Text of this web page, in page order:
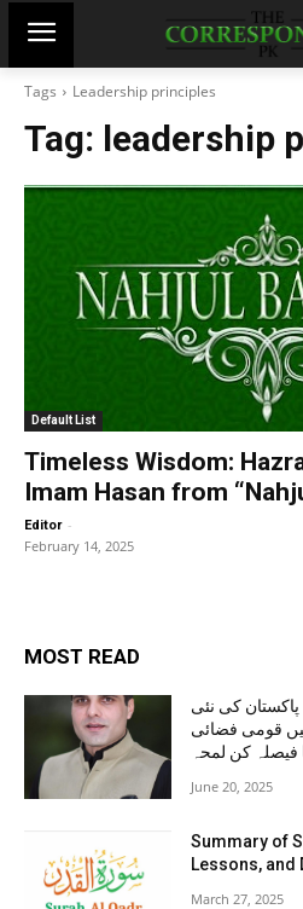
Tags Leadership principles
Tag: leadership
Default List
Timeless Wisdom:
Imam Hasan from
Editor -
February 14, 2025
MOST READ
کی نئی
قومی فضائی
کن لمحہ
June 20, 2025
Summary of
Lessons, and
March 27, 2025